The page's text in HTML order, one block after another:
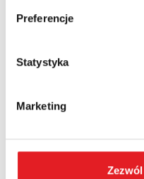
Preferencje
Statystyka
Marketing
Contents: *
I consent to the